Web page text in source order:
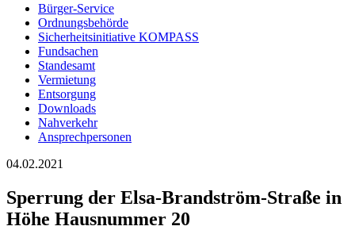
Bürger-Service
Ordnungsbehörde
Sicherheitsinitiative KOMPASS
Fundsachen
Standesamt
Vermietung
Entsorgung
Downloads
Nahverkehr
Ansprechpersonen
04.02.2021
Sperrung der Elsa-Brandström-Straße in
Höhe Hausnummer 20